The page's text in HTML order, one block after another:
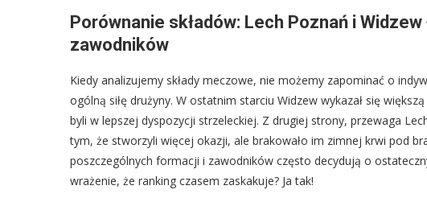
Porównanie składów: Lech Poznań i
zawodników
Kiedy analizujemy składy meczowe, nie możemy zapominać o
ogólną siłę drużyny. W ostatnim starciu Widzew wykazał się
byli w lepszej dyspozycji strzeleckiej. Z drugiej strony, przewaga
tym, że stworzyli więcej okazji, ale brakowało im zimnej krwi pod
poszczególnych formacji i zawodników często decydują o
wrażenie, że ranking czasem zaskakuje? Ja tak!